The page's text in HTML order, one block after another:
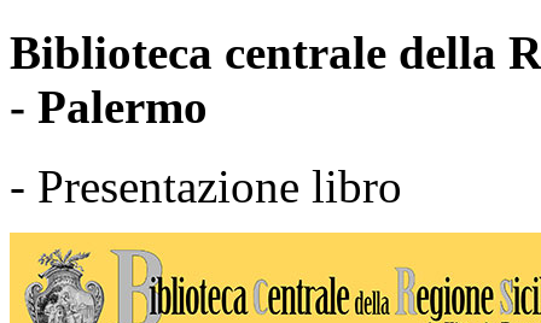
Biblioteca centrale della
- Palermo
- Presentazione libro